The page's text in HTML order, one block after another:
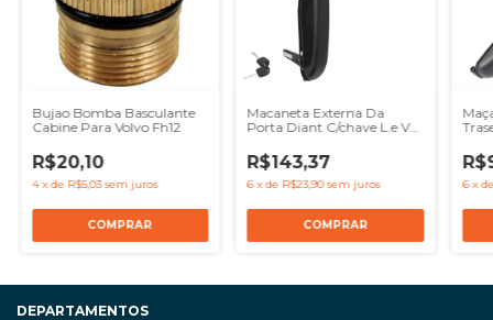
Bujao Bomba Basculante
Cabine Para Volvo Fh12
R$20,10
4 xde R$5,03 sem juros
Macaneta Externa Da
Porta Diant C/chave L.e Vw
R$143,37
6 xde R$23,90 sem juros 6 x
DEPARTAMENTOS